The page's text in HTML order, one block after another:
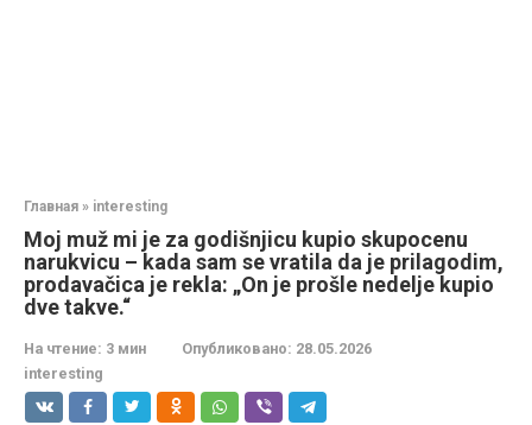
Главная » interesting
Moj muž mi je za godišnjicu kupio skupocenu
narukvicu – kada sam se vratila da je prilagodim,
prodavačica je rekla: „On je prošle nedelje kupio
dve takve.“
На чтение: 3 мин Опубликовано: 28.05.2026
interesting